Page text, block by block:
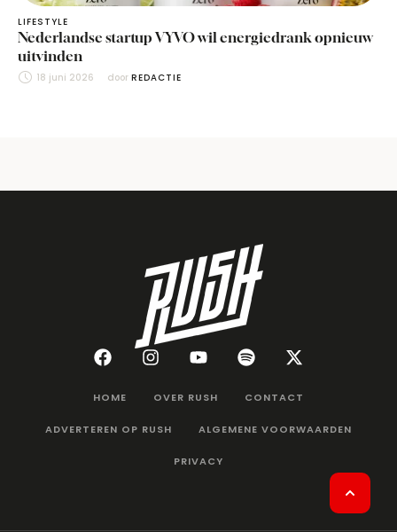
LIFESTYLE
Nederlandse startup VYVO wil energiedrank opnieuw
uitvinden
18 juni 2026 door REDACTIE
HOME OVER RUSH CONTACT
ADVERTEREN OP RUSH ALGEMENE VOORWAARDEN
PRIVACY